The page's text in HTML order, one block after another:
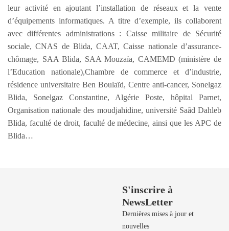
leur activité en ajoutant l’installation de réseaux et la vente
d’équipements informatiques. A titre d’exemple, ils collaborent
avec différentes administrations : Caisse militaire de Sécurité
sociale, CNAS de Blida, CAAT, Caisse nationale d’assurance-
chômage, SAA Blida, SAA Mouzaïa, CAMEMD (ministère de
l’Education nationale),Chambre de commerce et d’industrie,
résidence universitaire Ben Boulaïd, Centre anti-cancer, Sonelgaz
Blida, Sonelgaz Constantine, Algérie Poste, hôpital Parnet,
Organisation nationale des moudjahidine, université Saâd Dahleb
Blida, faculté de droit, faculté de médecine, ainsi que les APC de
Blida…
S'inscrire à
NewsLetter
Dernières mises à jour et
nouvelles